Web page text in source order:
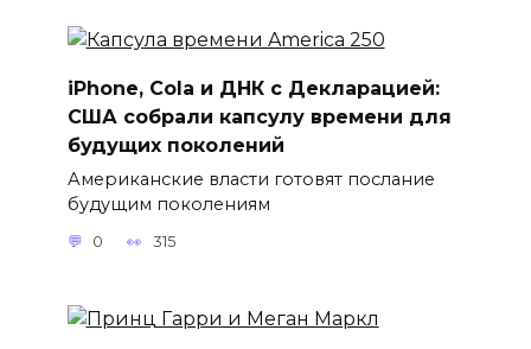
iPhone, Cola и ДНК с Декларацией:
США собрали капсулу времени для
будущих поколений
Американские власти готовят послание
будущим поколениям
0 315